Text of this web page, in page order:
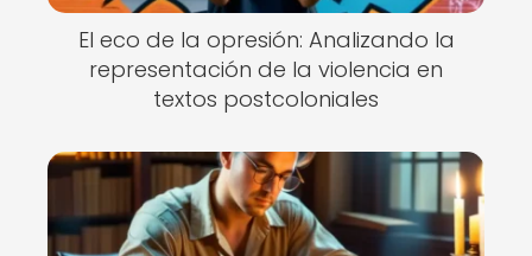
El eco de la opresión: Analizando la
representación de la violencia en
textos postcoloniales